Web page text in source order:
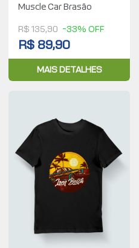
Muscle Car Brasão
R$ 135,90 -33% OFF
R$ 89,90
MAIS DETALHES